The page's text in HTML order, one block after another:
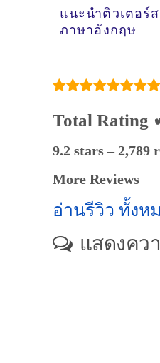
แนะนำติวเตอร์
ภาษาอังกฤษ
Total Rating
9.2 stars – 2,789
More Reviews
อ่านรีวิว ทั้งห
แสดงคว